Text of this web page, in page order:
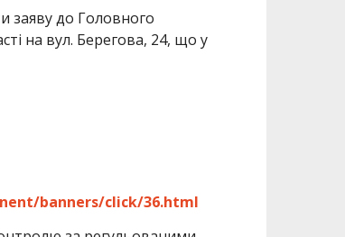
заяву до Головного
на вул. Берегова, 24, що у
banners/click/36.html